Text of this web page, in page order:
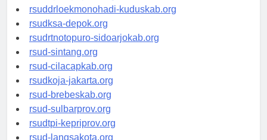
rsud-tpikepriprov.org
rsuddrloekmonohadi-kuduskab.org
rsudksa-depok.org
rsudrtnotopuro-sidoarjokab.org
rsud-sintang.org
rsud-cilacapkab.org
rsudkoja-jakarta.org
rsud-brebeskab.org
rsud-sulbarprov.org
rsudtpi-kepriprov.org